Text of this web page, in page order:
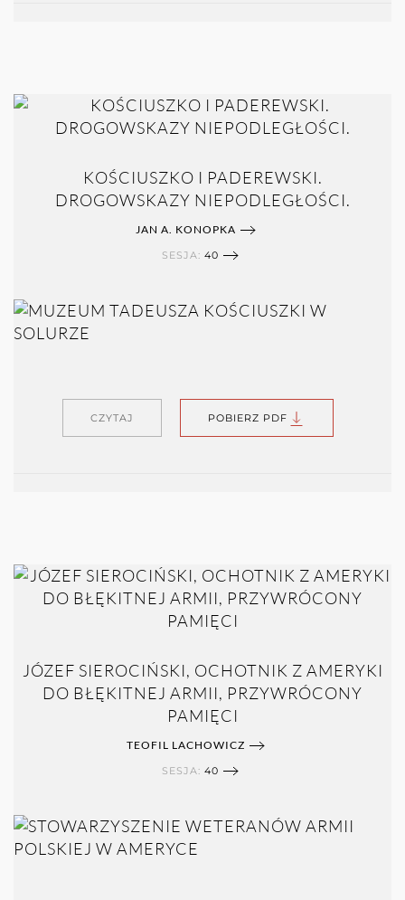
KOŚCIUSZKO I PADEREWSKI.
DROGOWSKAZY NIEPODLEGŁOŚCI.
JAN A. KONOPKA
SESJA: 40
CZYTAJ POBIERZ PDF
JÓZEF SIEROCIŃSKI, OCHOTNIK Z AMERYKI
DO BŁĘKITNEJ ARMII, PRZYWRÓCONY
PAMIĘCI
TEOFIL LACHOWICZ
SESJA: 40